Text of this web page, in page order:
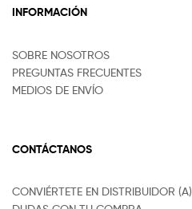
INFORMACIÓN
SOBRE NOSOTROS
PREGUNTAS FRECUENTES
MEDIOS DE ENVÍO
CONTÁCTANOS
CONVIÉRTETE EN DISTRIBUIDOR (A)